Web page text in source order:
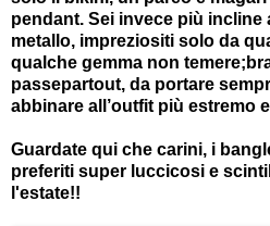
pendant. Sei invece più incline
metallo, impreziositi solo da
qualche gemma non
passepartout, da portare
abbinare all’outfit più estremo
Guardate qui che carini, i
preferiti super luccicosi e
l'estate!!